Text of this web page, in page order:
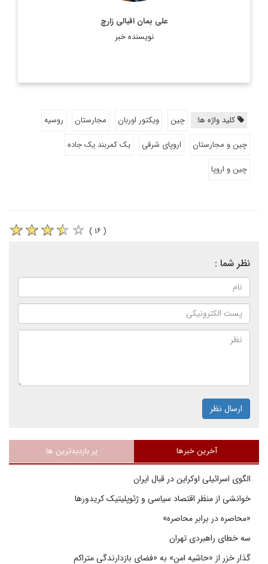
علی بمان اقبالی زارچ
نویسنده خبر
کلید واژه ها: چین ویکتور اوربان مجارستان
روسیه
چین و مجارستان
اروپای شرقی
یک کمربند یک جاده
چین و اروپا
( ۱۶ )
نظر شما :
ارسال نظر
آخرین خبرها پر بازدیدترین ها
الگوی اسرائیلی اوکراین در قبال ایران
خوانشی از منظر اقتصاد سیاسی و ژئوپلیتیک کریدورها
«محاصره در برابر محاصره»
سه خطای راهبردی تهران
گذار خزر از «حاشیه امن» به «فضای بازدارندگی متراکم